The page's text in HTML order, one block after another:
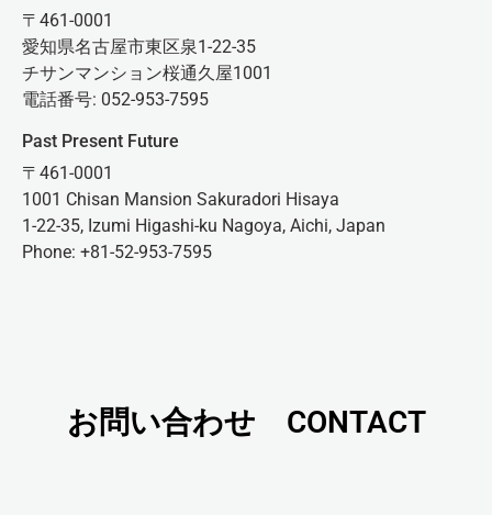
〒461-0001
愛知県名古屋市東区泉1-22-35
チサンマンション桜通久屋1001
電話番号: 052-953-7595
Past Present Future
〒461-0001
1001 Chisan Mansion Sakuradori Hisaya
1-22-35, Izumi Higashi-ku Nagoya, Aichi, Japan
Phone: +81-52-953-7595
お問い合わせ CONTACT